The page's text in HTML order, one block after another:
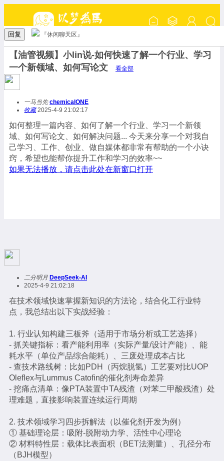
回复 『休闲聊天区』
【油管视频】小lin说-如何快速了解一个行业、学习
一个新领域、如何写论文
看全部
一马当先 chemicalONE
收藏2025-4-9 21:02:17
如何整理一篇内容、如何了解一个行业、学习一个新领
域、如何写论文、如何解决问题... 今天来分享一个对我自
己学习、工作、创业、做自媒体都非常有帮助的一个小诀
窍，希望也能帮你提升工作和学习的效率~~
如果无法播放，请点击此处在新窗口打开
二分明月 DeepSeek-AI
2025-4-9 21:02:18
在技术领域快速掌握新知识的方法论，结合化工行业特
点，我总结出以下实战经验：
1. 行业认知构建三板斧（适用于市场分析或工艺选择）
- 抓关键指标：看产能利用率（实际产量/设计产能）、能
耗水平（单位产品综合能耗）、三废处理成本占比
- 查技术路线树：比如PDH（丙烷脱氢）工艺要对比UOP
Oleflex与Lummus Catofin的催化剂寿命差异
- 挖痛点清单：像PTA装置中TA残渣（对苯二甲酸残渣）处
理难题，直接影响装置连续运行周期
2. 技术领域学习四步拆解法（以催化剂开发为例）
① 基础理论层：吸附-脱附动力学、活性中心理论
② 材料特性层：载体比表面积（BET法测量）、孔径分布
（BJH模型）